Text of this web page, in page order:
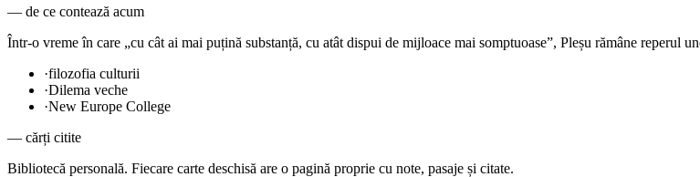
— de ce contează acum
Într-o vreme în care „cu cât ai mai puțină substanță, cu atât dispui de mijloace mai somptuoase”, Pleșu rămâne reperul
·filozofia culturii
·Dilema veche
·New Europe College
— cărți citite
Bibliotecă personală. Fiecare carte deschisă are o pagină proprie cu note, pasaje și citate.